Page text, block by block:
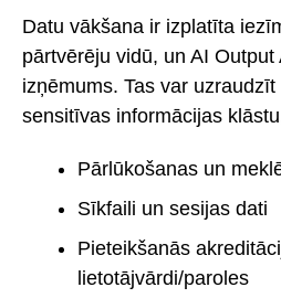
Datu vākšana ir izplatīta
pārtvērēju vidū, un AI Output
izņēmums. Tas var
sensitīvas informācijas
Pārlūkošanas un
Sīkfaili un sesijas dati
Pieteikšanās
lietotājvārdi/paroles